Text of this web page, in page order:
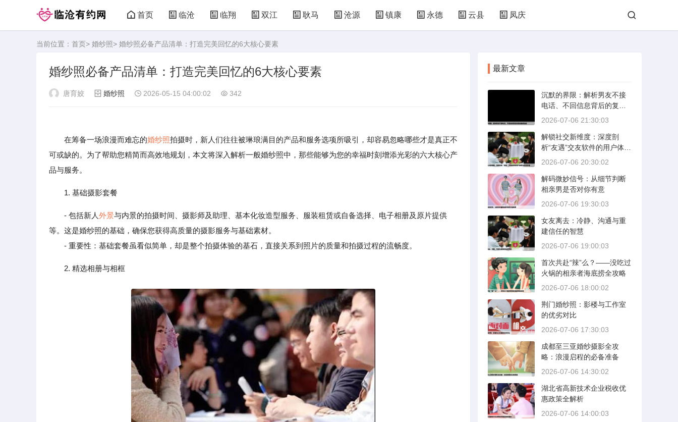
首页 临沧 临翔 双江 耿马 沧源 镇康 永德 云县 凤庆
当前位置： 首页> 婚纱照> 婚纱照必备产品清单：打造完美回忆的6大核心要素
婚纱照必备产品清单：打造完美回忆的6大核心要素
唐育姣 婚纱照 2026-05-15 04:00:02 342
在筹备一场浪漫而难忘的婚纱照拍摄时，新人们往往被琳琅满目的产品和服务选项所吸引，却容易忽略哪些才是真正不
可或缺的。为了帮助您精简而高效地规划，本文将深入解析一般婚纱照中，那些能够为您的幸福时刻增添光彩的六大核心产
品与服务。
1. 基础摄影套餐
- 包括新人外景与内景的拍摄时间、摄影师及助理、基本化妆造型服务、服装租赁或自备选择、电子相册及原片提供
等。这是婚纱照的基础，确保您获得高质量的摄影服务与基础素材。
- 重要性：基础套餐虽看似简单，却是整个拍摄体验的基石，直接关系到照片的质量和拍摄过程的流畅度。
2. 精选相册与相框
最新文章
沉默的界限：解析男友不接
电话、不回信息背后的复杂
情感动态
2026-07-06 21:30:03
解锁社交新维度：深度剖
析“友遇”交友软件的用户体验
与社交价值
2026-07-06 20:30:02
解码微妙信号：从细节判断
相亲男是否对你有意
2026-07-06 19:30:03
女友离去：冷静、沟通与重
建信任的智慧
2026-07-06 19:00:03
首次共赴“辣”么？——没吃过
火锅的相亲者海底捞全攻略
2026-07-06 18:00:02
荆门婚纱照：影楼与工作室
的优劣对比
2026-07-06 17:30:03
成都至三亚婚纱摄影全攻
略：浪漫启程的必备准备
2026-07-06 14:30:02
湖北省高新技术企业税收优
惠政策全解析
2026-07-06 14:00:03